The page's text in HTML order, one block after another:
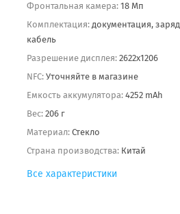
Фронтальная камера: 18 Мп
Комплектация: документация,
кабель
Разрешение дисплея: 2622x1206
NFC: Уточняйте в магазине
Емкость аккумулятора: 4252 mAh
Вес: 206 г
Материал: Стекло
Страна производства: Китай
Все характеристики